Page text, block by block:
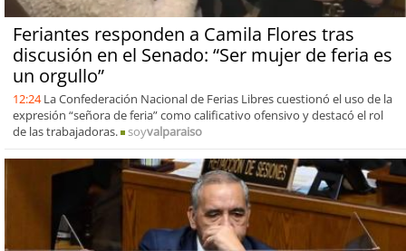
Feriantes responden a Camila Flores tras
discusión en el Senado: “Ser mujer de feria es
un orgullo”
12:24 La Confederación Nacional de Ferias Libres cuestionó el uso de la
expresión “señora de feria” como calificativo ofensivo y destacó el rol
de las trabajadoras.
soyvalparaiso